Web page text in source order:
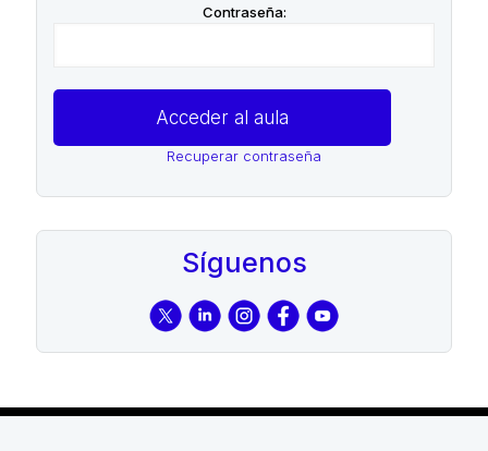
Contraseña:
Recuperar contraseña
Síguenos